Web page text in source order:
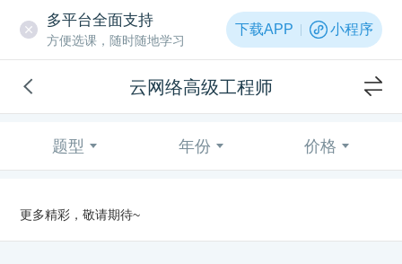
多平台全面支持
方便选课，随时随地学习
下载APP 小程序
云网络高级工程师
题型 年份 价格
更多精彩，敬请期待~